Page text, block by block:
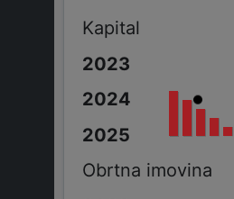
Kapital
Obrtna imovina